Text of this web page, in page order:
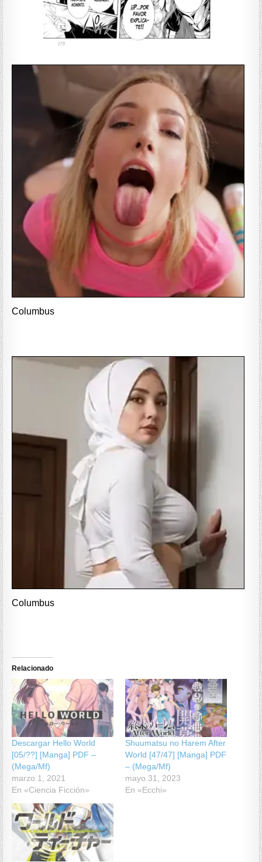
Columbus
Columbus
Relacionado
Descargar Hello World
[05/??] [Manga] PDF –
(Mega/Mf)
marzo 1, 2021
En «Ciencia Ficción»
Shuumatsu no Harem After
World [47/47] [Manga] PDF
– (Mega/Mf)
mayo 31, 2023
En «Ecchi»